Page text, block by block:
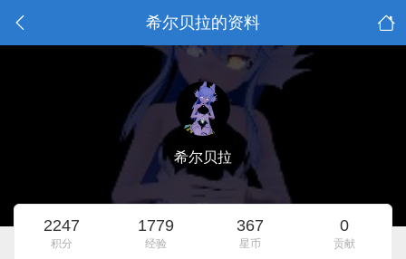
希尔贝拉的资料
希尔贝拉
2247
积分
1779
经验
367
星币
0
贡献